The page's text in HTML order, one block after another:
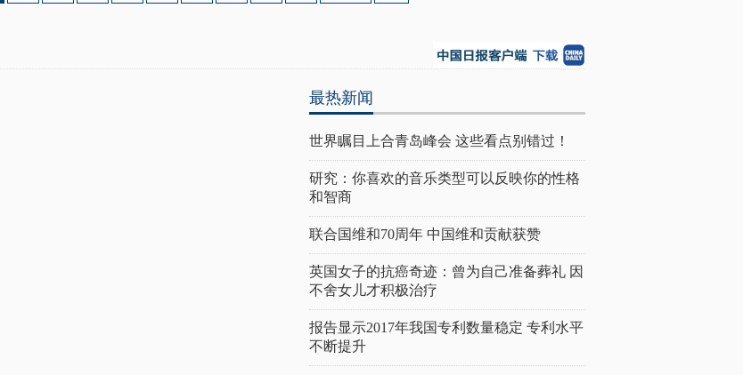
最热新闻
世界瞩目上合青岛峰会 这些看点别错过！
研究：你喜欢的音乐类型可以反映你的性格
和智商
联合国维和70周年 中国维和贡献获赞
英国女子的抗癌奇迹：曾为自己准备葬礼 因
不舍女儿才积极治疗
报告显示2017年我国专利数量稳定 专利水平
不断提升